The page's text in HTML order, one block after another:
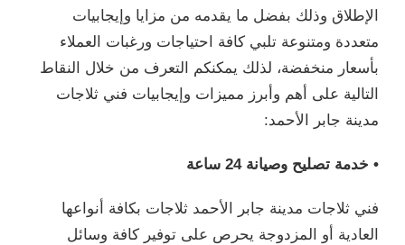
الإطلاق وذلك بفضل ما يقدمه من مزايا وإيجابيات
متعددة ومتنوعة تلبي كافة احتياجات ورغبات العملاء
بأسعار منخفضة، لذلك يمكنكم التعرف من خلال النقاط
التالية على أهم وأبرز مميزات وإيجابيات فني ثلاجات
مدينة جابر الأحمد:
• خدمة تصليح وصيانة 24 ساعة
فني ثلاجات مدينة جابر الأحمد ثلاجات بكافة أنواعها
العادية أو المزدوجة يحرص على توفير كافة وسائل